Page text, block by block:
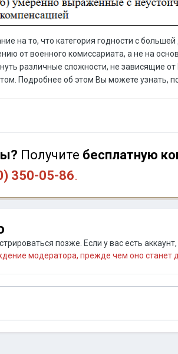
на то, что категория годности с
от военного комиссариата, а не на
различные сложности, не зависящие
Подробнее об этом Вы можете узнать,
Получите бесплатную
350-05-86.
позже. Если у вас есть аккаунт,
модератора, прежде чем оно станет